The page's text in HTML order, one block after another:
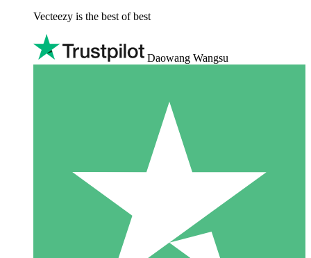
Vecteezy is the best of best
Daowang Wangsu